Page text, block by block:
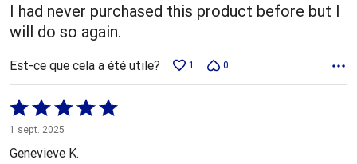
I had never purchased this product before but I
will do so again.
Est-ce que cela a été utile? 1 0
Coté
5 sur
5
1 sept. 2025
Genevieve K.